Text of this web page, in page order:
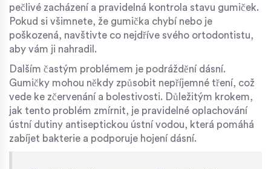
pečlivé zacházení a pravidelná kontrola stavu gumiček.
Pokud si všimnete, že gumička chybí nebo je
poškozená, navštivte co nejdříve svého ortodontistu,
aby vám ji nahradil.
Dalším častým problémem je podráždění dásní.
Gumičky mohou někdy způsobit nepříjemné tření, což
vede ke zčervenání a bolestivosti. Důležitým krokem,
jak tento problém zmírnit, je pravidelné oplachování
ústní dutiny antiseptickou ústní vodou, která pomáhá
zabíjet bakterie a podporuje hojení dásní.